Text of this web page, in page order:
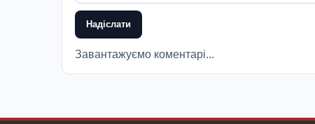
Надіслати
Завантажуємо коментарі...